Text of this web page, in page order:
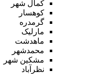
کمال شهر
کوهسار
گرمدره
مارلیک
ماهدشت
محمدشهر
مشکین شهر
نظرآباد